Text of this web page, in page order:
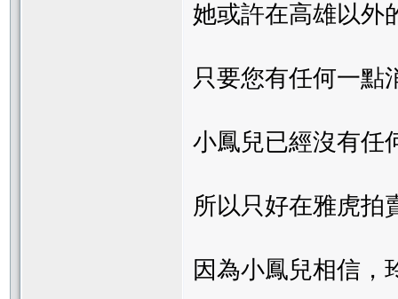
她或許在高雄以外
只要您有任何一點
小鳳兒已經沒有任
所以只好在雅虎拍
因為小鳳兒相信，